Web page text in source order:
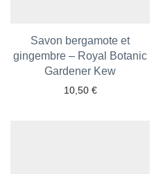
Savon bergamote et
gingembre – Royal Botanic
Gardener Kew
10,50 €
Ajouter aux favoris